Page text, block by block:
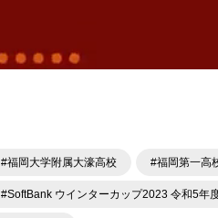
#福岡大学附属大濠高校 #福岡第一高
#SoftBank ウインターカップ2023 令和5年